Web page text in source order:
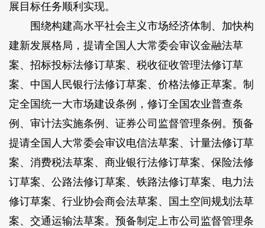
展目标任务顺利实现。
围绕构建高水平社会主义市场经济体制、加快构
建新发展格局，提请全国人大常委会审议金融法草
案、招标投标法修订草案、税收征收管理法修订草
案、中国人民银行法修订草案、价格法修正草案。制
定全国统一大市场建设条例，修订全国农业普查条
例、审计法实施条例、证券公司监督管理条例。预备
提请全国人大常委会审议电信法草案、计量法修订草
案、消费税法草案、商业银行法修订草案、保险法修
订草案、公路法修订草案、铁路法修订草案、电力法
修订草案、行业协会商会法草案、国土空间规划法草
案、交通运输法草案。预备制定上市公司监督管理条